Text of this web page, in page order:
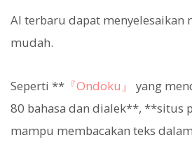
AI terbaru dapat menyelesaikan
mudah.
Seperti ** 『Ondoku』
yang
80 bahasa dan dialek**, **situs
mampu membacakan teks